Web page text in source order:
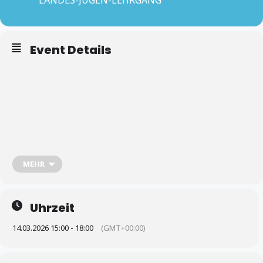
Event Details
MEHR
Uhrzeit
14.03.2026 15:00 - 18:00 (GMT+00:00)